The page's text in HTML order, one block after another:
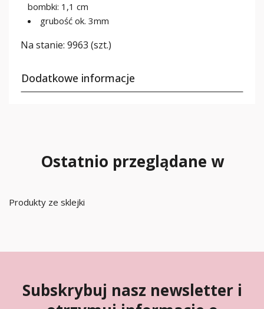
bombki: 1,1 cm
grubość ok. 3mm
Na stanie: 9963 (szt.)
Dodatkowe informacje
Ostatnio przeglądane w
Produkty ze sklejki
Subskrybuj nasz newsletter i